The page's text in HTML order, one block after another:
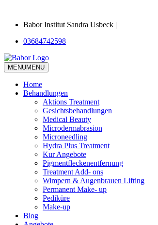
Babor Institut Sandra Usbeck |
03684742598
MENUMENU
Home
Behandlungen
Aktions Treatment
Gesichtsbehandlungen
Medical Beauty
Microdermabrasion
Microneedling
Hydra Plus Treatment
Kur Angebote
Pigmentfleckenentfernung
Treatment Add- ons
Wimpern & Augenbrauen Lifting
Permanent Make- up
Pediküre
Make-up
Blog